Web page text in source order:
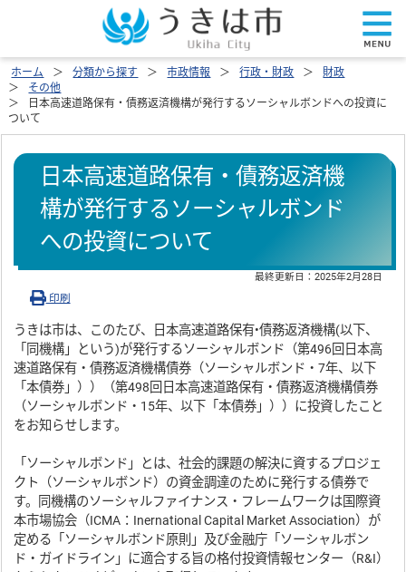
ホーム 分類から探す 市政情報 行政・財政
財政
その他
日本高速道路保有・債務返済機構が発行するソーシャルボンドへの投資に
ついて
日本高速道路保有・債務返済機
構が発行するソーシャルボンド
への投資について
最終更新日：2025年2月28日
印刷
うきは市は、このたび、日本高速道路保有•債務返済機構(以下、
「同機構」という)が発行するソーシャルボンド（第496回日本高
速道路保有・債務返済機構債券（ソーシャルボンド・7年、以下
「本債券」））（第498回日本高速道路保有・債務返済機構債券
（ソーシャルボンド・15年、以下「本債券」））に投資したこと
をお知らせします。
「ソーシャルボンド」とは、社会的課題の解決に資するプロジェ
クト（ソーシャルボンド）の資金調達のために発行する債券で
す。同機構のソーシャルファイナンス・フレームワークは国際資
本市場協会（ICMA：Inernational Capital Market Association）が
定める「ソーシャルボンド原則」及び金融庁「ソーシャルボン
ド・ガイドライン」に適合する旨の格付投資情報センター（R&I）